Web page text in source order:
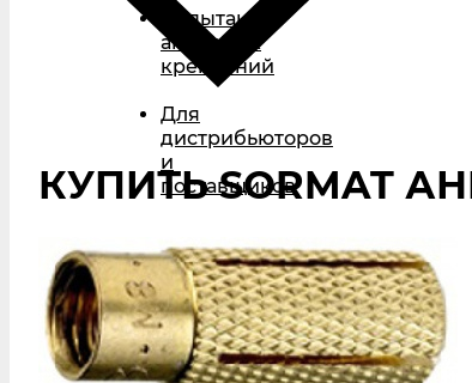
Испытания
анкерных
креплений
Для
дистрибьюторов
и
поставщиков
КУПИТЬ SORMAT